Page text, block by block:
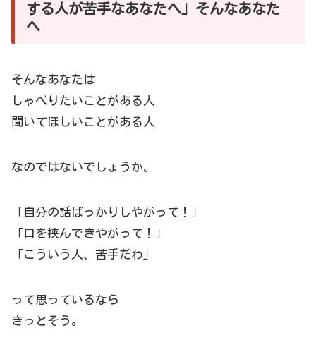
する人が苦手なあなたへ」そんなあなた
へ
そんなあなたは
しゃべりたいことがある人
聞いてほしいことがある人
なのではないでしょうか。
「自分の話ばっかりしやがって！」
「口を挟んできやがって！」
「こういう人、苦手だわ」
って思っているなら
きっとそう。